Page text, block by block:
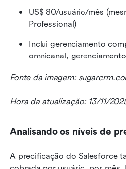
US$ 80/usuário/mês
Professional)
Inclui gerenciamento
omnicanal,
Fonte da imagem:
Hora da atualização: 13/11/
Analisando os níveis de
A precificação do Salesforce